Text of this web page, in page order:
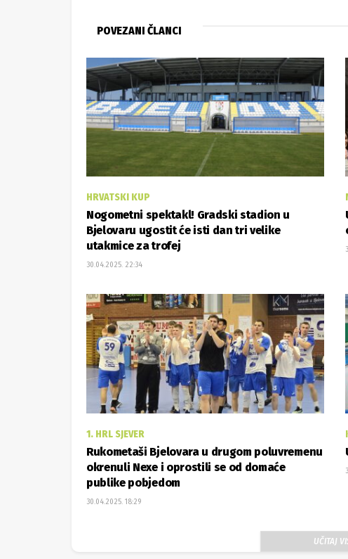
POVEZANI ČLANCI
HRVATSKI KUP
Nogometni spektakl! Gradski stadion u
Bjelovaru ugostit će isti dan tri velike
utakmice za trofej
30.04.2025. 22:34
1. HRL SJEVER
Rukometaši Bjelovara u drugom poluvremenu
okrenuli Nexe i oprostili se od domaće
publike pobjedom
30.04.2025. 18:29
UČITAJ